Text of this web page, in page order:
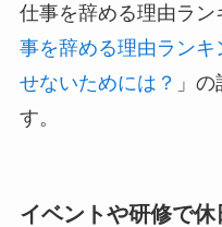
仕事を辞める理由ラン
事を辞める理由ランキ
せないためには？ 」
す。
イベントや研修で